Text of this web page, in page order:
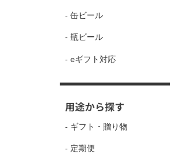
- 缶ビール
- 瓶ビール
- eギフト対応
用途から探す
- ギフト・贈り物
- 定期便